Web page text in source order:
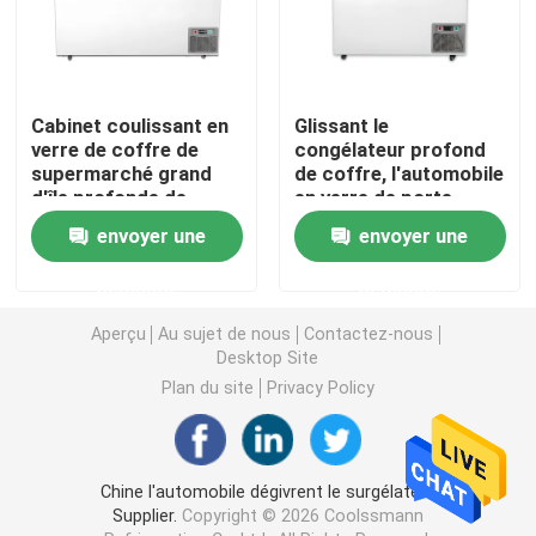
Réfrigérateur ouvert d'étalage
Congélateur à porte vitrée
Congélateur d'île de supermarché
Réfrigérateur d'affichage de charcuterie
Refroidisseur d'affichage de nourriture
Congélateur de chambre froide
Cabinet coulissant en
verre de coffre de
supermarché grand
d'île profonde de
congélateur
envoyer une
Glissant le
congélateur profond
de coffre, l'automobile
en verre de porte
dégivrent le
surgélateur 220V
50HZ
envoyer une
Aperçu Au sujet de nous
Contactez-nous
Desktop Site
Plan du site
Privacy Policy
Chine l'automobile dégivrent le surgélateur
Supplier. Copyright © 2026 Coolssmann